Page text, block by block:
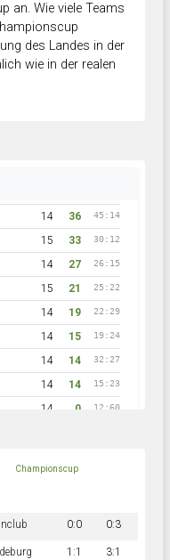
an. Wie viele Teams
des Landes in der
wie in der realen
14 36 45:14
15 33 30:12
14 27 26:15
15 21 25:22
14 19 22:29
14 15 19:24
14 14 32:27
14 14 15:23
14 0 12:60
Championscup
0:0 0:3
1:1 3:1